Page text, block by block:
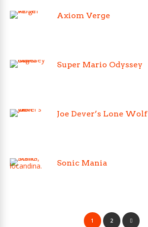
Axiom Verge
Super Mario Odyssey
Joe Dever’s Lone Wolf
Sonic Mania
1 2